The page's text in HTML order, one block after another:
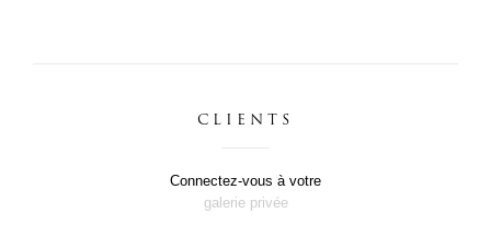
CLIENTS
Connectez-vous à votre
galerie privée